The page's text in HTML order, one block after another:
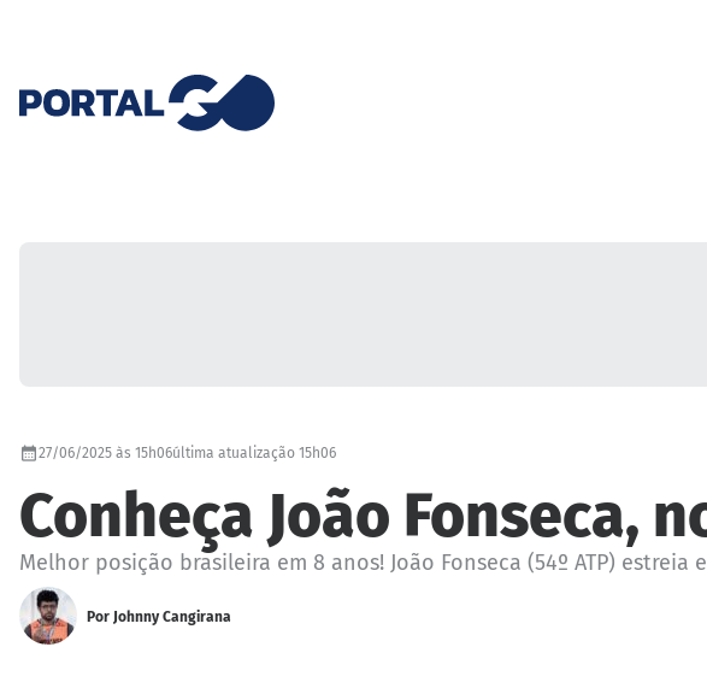
27/06/2025 às 15h06última atualização 15h06
Conheça João Fonseca,
Melhor posição brasileira em 8 anos! João Fonseca (54º ATP)
Por Johnny Cangirana